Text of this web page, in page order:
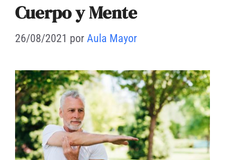
Cuerpo y Mente
26/08/2021 por Aula Mayor